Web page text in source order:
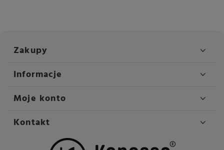
Zakupy
Informacje
Moje konto
Kontakt